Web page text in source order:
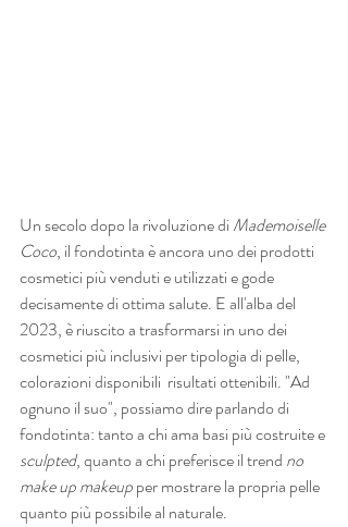
Un secolo dopo la rivoluzione di Mademoiselle
Coco, il fondotinta è ancora uno dei prodotti
cosmetici più venduti e utilizzati e gode
decisamente di ottima salute. E all'alba del
2023, è riuscito a trasformarsi in uno dei
cosmetici più inclusivi per tipologia di pelle,
colorazioni disponibili  risultati ottenibili. "Ad
ognuno il suo", possiamo dire parlando di
fondotinta: tanto a chi ama basi più costruite e
sculpted, quanto a chi preferisce il trend no
make up makeup per mostrare la propria pelle
quanto più possibile al naturale.